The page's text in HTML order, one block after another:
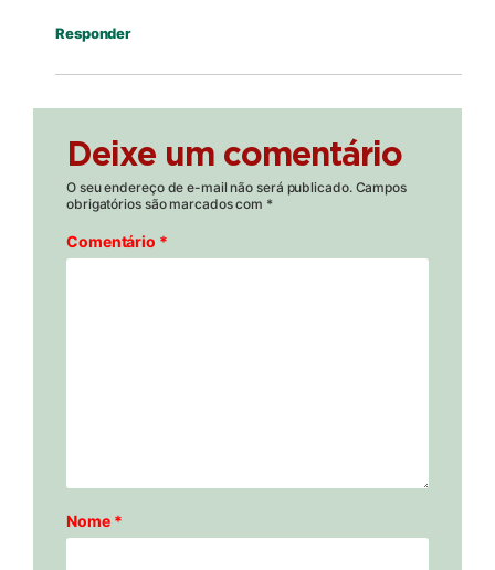
Responder
Deixe um comentário
O seu endereço de e-mail não será publicado. Campos
obrigatórios são marcados com *
Comentário *
Nome *